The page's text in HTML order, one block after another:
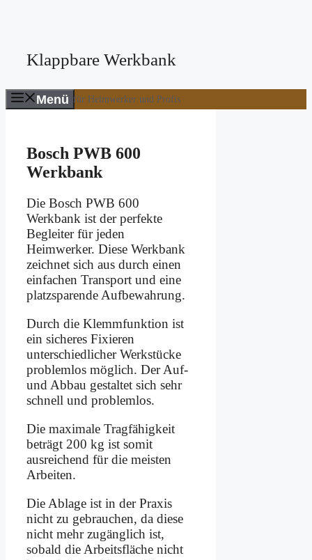
Klappbare Werkbank
Werkbänke für Heimwerker und Profis
Menü
Bosch PWB 600
Werkbank
Die Bosch PWB 600
Werkbank ist der perfekte
Begleiter für jeden
Heimwerker. Diese Werkbank
zeichnet sich aus durch einen
einfachen Transport und eine
platzsparende Aufbewahrung.
Durch die Klemmfunktion ist
ein sicheres Fixieren
unterschiedlicher Werkstücke
problemlos möglich. Der Auf-
und Abbau gestaltet sich sehr
schnell und problemlos.
Die maximale Tragfähigkeit
beträgt 200 kg ist somit
ausreichend für die meisten
Arbeiten.
Die Ablage ist in der Praxis
nicht zu gebrauchen, da diese
nicht mehr zugänglich ist,
sobald die Arbeitsfläche nicht